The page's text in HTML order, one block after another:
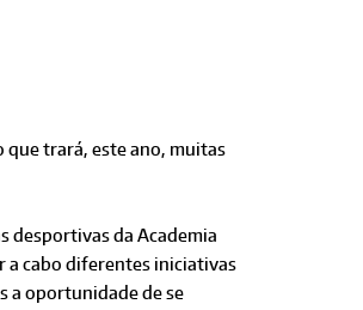
que trará, este ano, muitas
desportivas da Academia
a cabo diferentes iniciativas
a oportunidade de se